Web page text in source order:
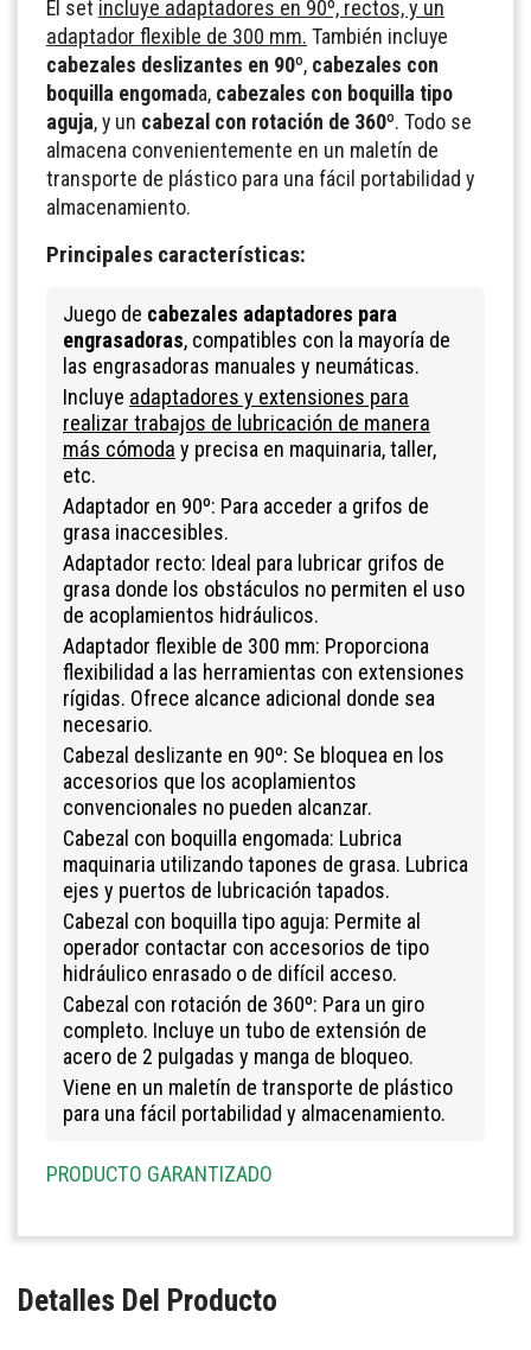
El set incluye adaptadores en 90º, rectos, y un
adaptador flexible de 300 mm. También incluye
cabezales deslizantes en 90º, cabezales con
boquilla engomada, cabezales con boquilla tipo
aguja, y un cabezal con rotación de 360º. Todo se
almacena convenientemente en un maletín de
transporte de plástico para una fácil portabilidad y
almacenamiento.
Principales características:
Juego de cabezales adaptadores para
engrasadoras, compatibles con la mayoría de
las engrasadoras manuales y neumáticas.
Incluye adaptadores y extensiones para
realizar trabajos de lubricación de manera
más cómoda y precisa en maquinaria, taller,
etc.
Adaptador en 90º: Para acceder a grifos de
grasa inaccesibles.
Adaptador recto: Ideal para lubricar grifos de
grasa donde los obstáculos no permiten el uso
de acoplamientos hidráulicos.
Adaptador flexible de 300 mm: Proporciona
flexibilidad a las herramientas con extensiones
rígidas. Ofrece alcance adicional donde sea
necesario.
Cabezal deslizante en 90º: Se bloquea en los
accesorios que los acoplamientos
convencionales no pueden alcanzar.
Cabezal con boquilla engomada: Lubrica
maquinaria utilizando tapones de grasa. Lubrica
ejes y puertos de lubricación tapados.
Cabezal con boquilla tipo aguja: Permite al
operador contactar con accesorios de tipo
hidráulico enrasado o de difícil acceso.
Cabezal con rotación de 360º: Para un giro
completo. Incluye un tubo de extensión de
acero de 2 pulgadas y manga de bloqueo.
Viene en un maletín de transporte de plástico
para una fácil portabilidad y almacenamiento.
PRODUCTO GARANTIZADO
Detalles Del Producto